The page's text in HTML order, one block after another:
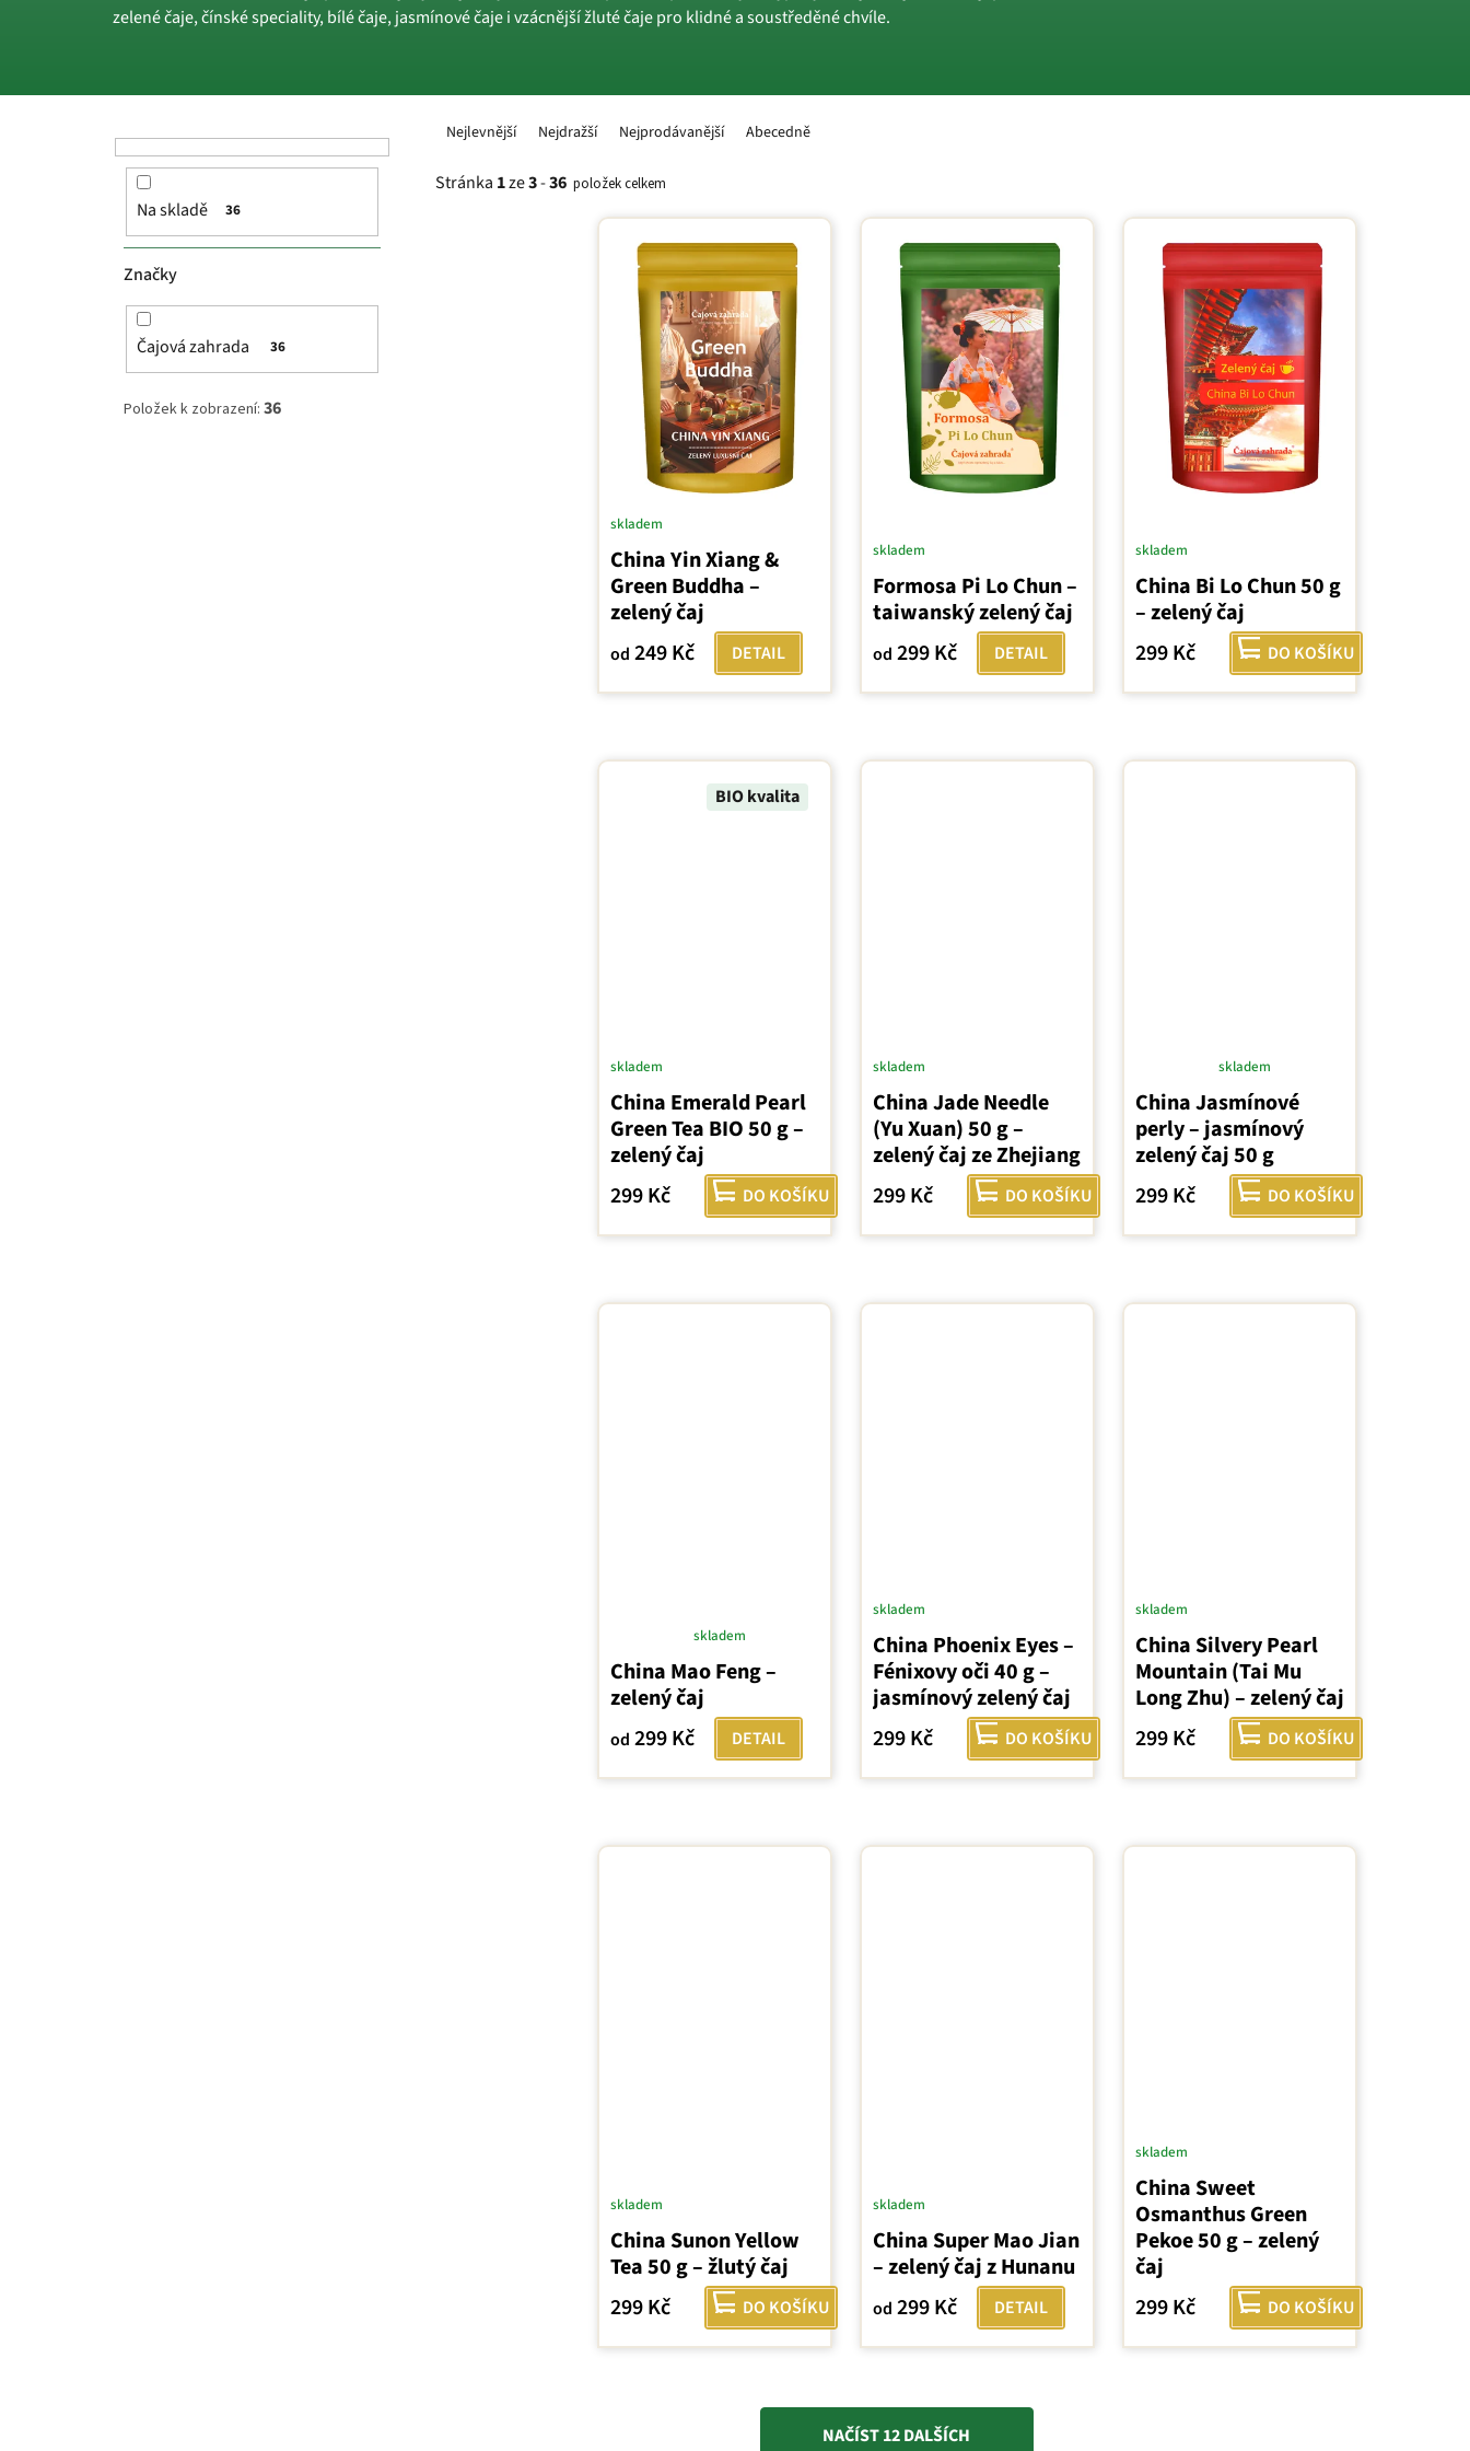
zelené čaje, čínské speciality, bílé čaje, jasmínové čaje i vzácnější žluté čaje pro klidné a soustředěné chvíle.
P
Na skladě 36
Značky
Čajová zahrada 36
Položek k zobrazení: 36
Ř
e
Nejlevnější Nejdražší Nejprodávanější Abecedně
Stránka 1ze3-36 položek celkem
China Yin Xiang &
Green Buddha –
zelený čaj
skladem
od 249 Kč DETAIL
Formosa Pi Lo Chun –
taiwanský zelený čaj
skladem
od 299 Kč DETAIL
China Bi Lo Chun 50 g
– zelený čaj
skladem
299 Kč DO KOŠÍKU
BIO kvalita
China Emerald Pearl
Green Tea BIO 50 g –
zelený čaj
skladem
299 Kč DO KOŠÍKU
China Jade Needle
(Yu Xuan) 50 g –
zelený čaj ze Zhejiang
skladem
299 Kč DO KOŠÍKU
China Jasmínové
perly – jasmínový
zelený čaj 50 g
hodnocení
produktu
je
5,0
z
5
skladem
299 Kč DO KOŠÍKU
China Mao Feng –
zelený čaj
hodnocení
produktu
5,0
z
skladem
od 299 Kč DETAIL
China Phoenix Eyes –
Fénixovy oči 40 g –
jasmínový zelený čaj
skladem
299 Kč DO KOŠÍKU
China Silvery Pearl
Mountain (Tai Mu
Long Zhu) – zelený čaj
skladem
299 Kč DO KOŠÍKU
China Sunon Yellow
Tea 50 g – žlutý čaj
skladem
299 Kč DO KOŠÍKU
China Super Mao Jian
– zelený čaj z Hunanu
skladem
od 299 Kč DETAIL
China Sweet
Osmanthus Green
Pekoe 50 g – zelený
čaj
skladem
299 Kč DO KOŠÍKU
NAČÍST 12 DALŠÍCH